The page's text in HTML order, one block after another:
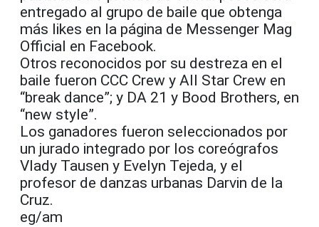
entregado al grupo de baile que obtenga
más likes en la página de Messenger Mag
Official en Facebook.
Otros reconocidos por su destreza en el
baile fueron CCC Crew y All Star Crew en
“break dance”; y DA 21 y Bood Brothers, en
“new style”.
Los ganadores fueron seleccionados por
un jurado integrado por los coreógrafos
Vlady Tausen y Evelyn Tejeda, y el
profesor de danzas urbanas Darvin de la
Cruz.
eg/am